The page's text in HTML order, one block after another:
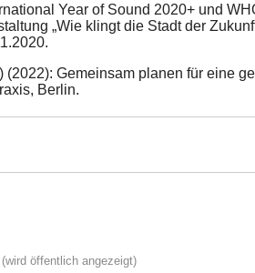
Year of Sound 2020+ und
„Wie klingt die Stadt der
(2022): Gemeinsam planen für eine
Berlin.
öffentlich angezeigt)